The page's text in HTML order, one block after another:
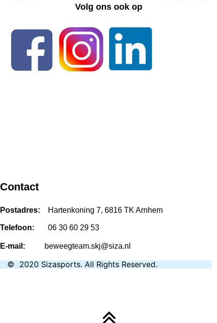
Volg ons ook op
Contact
Postadres: Hartenkoning 7, 6816 TK Arnhem
Telefoon: 06 30 60 29 53
E-mail: beweegteam.skj@siza.nl
© 2020 Sizasports. All Rights Reserved.